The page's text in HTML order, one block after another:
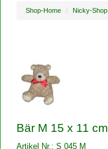
Shop-Home Nicky-Shop
Bär M 15 x 11 cm
Artikel Nr.: S 045 M